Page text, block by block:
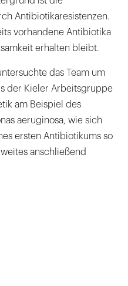
Antibiotikaresistenzen.
vorhandene Antibiotika
erhalten bleibt.
das Team um
der Kieler Arbeitsgruppe
am Beispiel des
aeruginosa, wie sich
ersten Antibiotikums so
anschließend